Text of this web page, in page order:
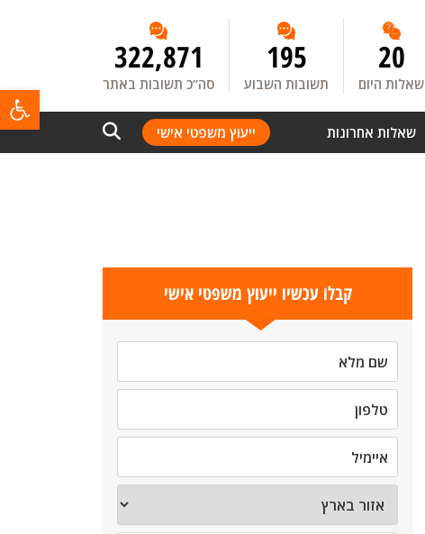
20
שאלות היום
195
תשובות השבוע
322,871
סה”כ תשובות באתר
שאלות אחרונות ייעוץ משפטי אישי
קבלו עכשיו ייעוץ משפטי אישי